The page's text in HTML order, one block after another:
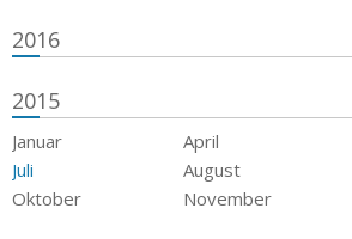
2016
2015
Januar April
Juli
August
Oktober
November